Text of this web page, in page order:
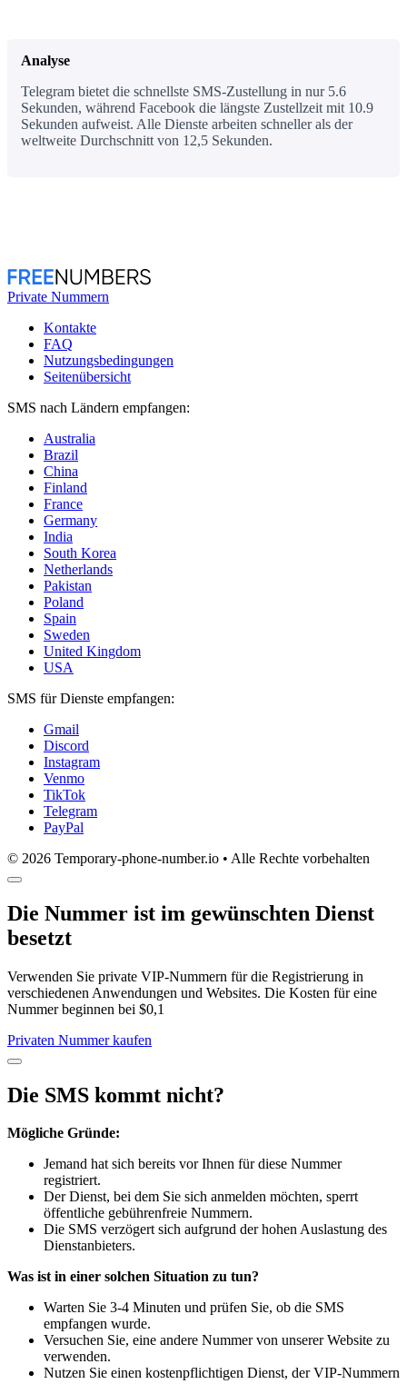
Analyse
Telegram bietet die schnellste SMS-Zustellung in nur 5.6
Sekunden, während Facebook die längste Zustellzeit mit 10.9
Sekunden aufweist. Alle Dienste arbeiten schneller als der
weltweite Durchschnitt von 12,5 Sekunden.
Private Nummern
Kontakte
FAQ
Nutzungsbedingungen
Seitenübersicht
SMS nach Ländern empfangen:
Australia
Brazil
China
Finland
France
Germany
India
South Korea
Netherlands
Pakistan
Poland
Spain
Sweden
United Kingdom
USA
SMS für Dienste empfangen:
Gmail
Discord
Instagram
Venmo
TikTok
Telegram
PayPal
© 2026 Temporary-phone-number.io • Alle Rechte vorbehalten
Die Nummer ist im gewünschten Dienst
besetzt
Verwenden Sie private VIP-Nummern für die Registrierung in
verschiedenen Anwendungen und Websites. Die Kosten für eine
Nummer beginnen bei $0,1
Privaten Nummer kaufen
Die SMS kommt nicht?
Mögliche Gründe:
Jemand hat sich bereits vor Ihnen für diese Nummer
registriert.
Der Dienst, bei dem Sie sich anmelden möchten, sperrt
öffentliche gebührenfreie Nummern.
Die SMS verzögert sich aufgrund der hohen Auslastung des
Dienstanbieters.
Was ist in einer solchen Situation zu tun?
Warten Sie 3-4 Minuten und prüfen Sie, ob die SMS
empfangen wurde.
Versuchen Sie, eine andere Nummer von unserer Website zu
verwenden.
Nutzen Sie einen kostenpflichtigen Dienst, der VIP-Nummern